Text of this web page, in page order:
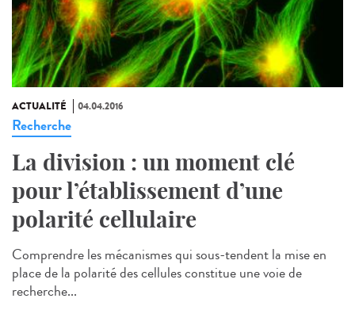
ACTUALITÉ 04.04.2016
Recherche
La division : un moment clé
pour l’établissement d’une
polarité cellulaire
Comprendre les mécanismes qui sous-tendent la mise en
place de la polarité des cellules constitue une voie de
recherche...